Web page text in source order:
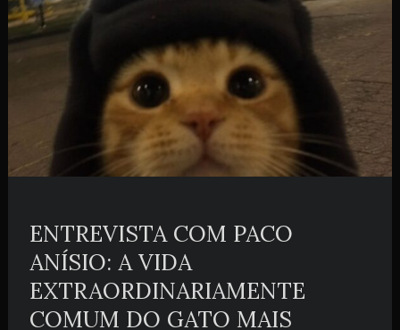
ENTREVISTA COM PACO
ANÍSIO: A VIDA
EXTRAORDINARIAMENTE
COMUM DO GATO MAIS